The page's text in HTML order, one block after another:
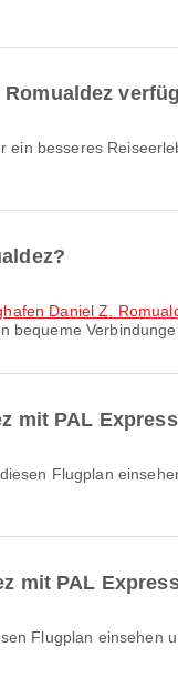
Daniel Z.
mit PAL
mit PAL